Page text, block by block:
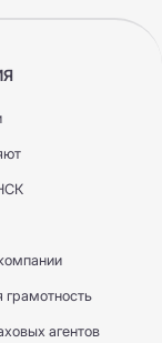
грамотность
агентов